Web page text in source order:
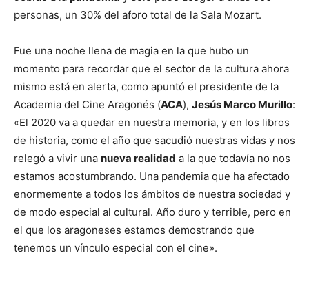
personas, un 30% del aforo total de la Sala Mozart.
Fue una noche llena de magia en la que hubo un
momento para recordar que el sector de la cultura ahora
mismo está en alerta, como apuntó el presidente de la
Academia del Cine Aragonés (ACA), Jesús Marco Murillo:
«El 2020 va a quedar en nuestra memoria, y en los libros
de historia, como el año que sacudió nuestras vidas y nos
relegó a vivir una nueva realidad a la que todavía no nos
estamos acostumbrando. Una pandemia que ha afectado
enormemente a todos los ámbitos de nuestra sociedad y
de modo especial al cultural. Año duro y terrible, pero en
el que los aragoneses estamos demostrando que
tenemos un vínculo especial con el cine».